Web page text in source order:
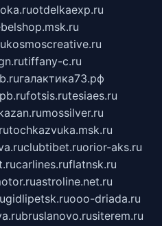
otdelkaexp.ru
kosmoscreative.ru
tiffany-c.ru
галактика73.рф
fotsis.rutesiaes.ru
mossilver.ru
tochkazvuka.msk.ru
clubtibet.ruorior-aks.ru
carlines.ruflatnsk.ru
astroline.net.ru
gidlipetsk.ruooo-driada.ru
bruslanovo.rusiterem.ru